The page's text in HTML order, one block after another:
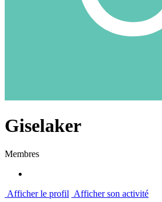
Giselaker
Membres
Afficher le profil Afficher son activité